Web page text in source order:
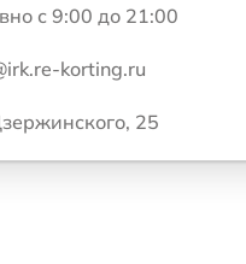
с 9:00 до 21:00
korting.ru
25